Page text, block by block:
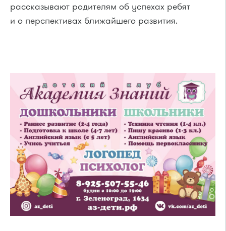
рассказывают родителям об успехах ребят
и о перспективах ближайшего развития.